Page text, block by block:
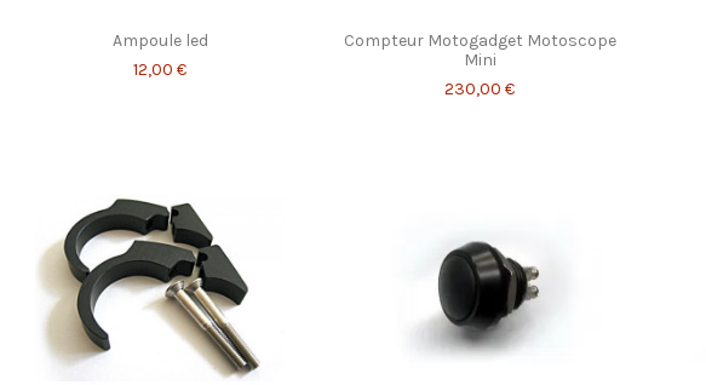
Ampoule led
12,00 €
Compteur Motogadget Motoscope
Mini
230,00 €